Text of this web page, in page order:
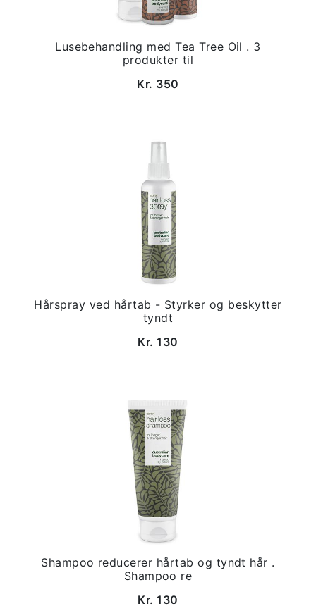
Lusebehandling med Tea Tree Oil . 3
produkter til
Kr. 350
Hårspray ved hårtab - Styrker og beskytter
tyndt
Kr. 130
Shampoo reducerer hårtab og tyndt hår .
Shampoo re
Kr. 130